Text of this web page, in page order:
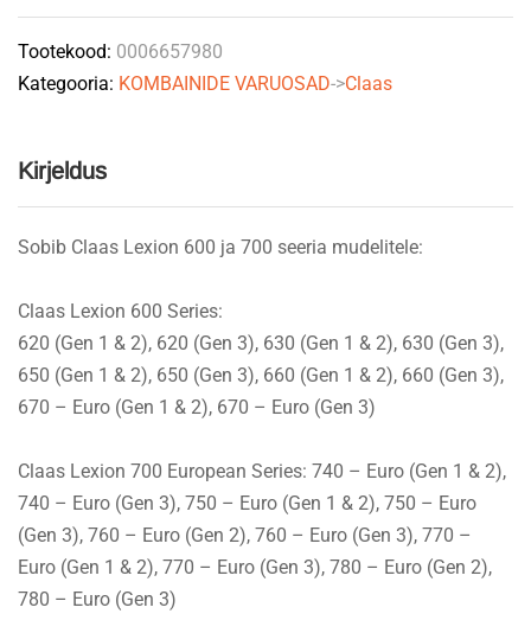
0006657980
GATES
quantity
Tootekood: 0006657980
Kategooria: KOMBAINIDE VARUOSAD->Claas
Kirjeldus
Sobib Claas Lexion 600 ja 700 seeria mudelitele:
Claas Lexion 600 Series:
620 (Gen 1 & 2), 620 (Gen 3), 630 (Gen 1 & 2), 630 (Gen 3),
650 (Gen 1 & 2), 650 (Gen 3), 660 (Gen 1 & 2), 660 (Gen 3),
670 – Euro (Gen 1 & 2), 670 – Euro (Gen 3)
Claas Lexion 700 European Series: 740 – Euro (Gen 1 & 2),
740 – Euro (Gen 3), 750 – Euro (Gen 1 & 2), 750 – Euro
(Gen 3), 760 – Euro (Gen 2), 760 – Euro (Gen 3), 770 –
Euro (Gen 1 & 2), 770 – Euro (Gen 3), 780 – Euro (Gen 2),
780 – Euro (Gen 3)